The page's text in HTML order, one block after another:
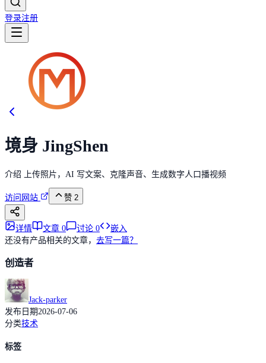
登录注册
境身 JingShen
介绍 上传照片，AI 写文案、克隆声音、生成数字人口播视频
访问网站 赞 2
详情 文章 0 讨论 0
嵌入
还没有产品相关的文章， 去写一篇？
创造者
Jack-parker
发布日期2026-07-06
分类技术
标签